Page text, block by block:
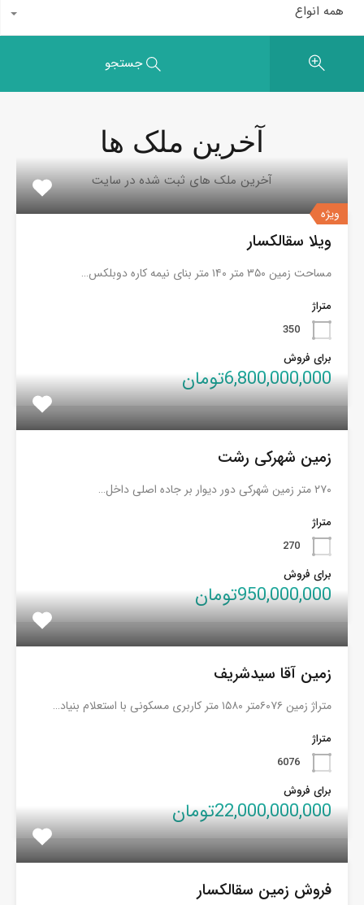
همه انواع
جستجو
آخرین ملک ها
آخرین ملک های ثبت شده در سایت
ویژه
ویلا سقالکسار
مساحت زمین ۳۵۰ متر ۱۴۰ متر بنای نیمه کاره دوبلکس…
متراژ
350
برای فروش
6,800,000,000تومان
زمین شهرکی رشت
۲۷۰ متر زمین شهرکی دور دیوار بر جاده اصلی داخل…
متراژ
270
برای فروش
950,000,000تومان
زمین آقا سیدشریف
متراژ زمین ۶۰۷۶متر ۱۵۸۰ متر کاربری مسکونی با استعلام بنیاد…
متراژ
6076
برای فروش
22,000,000,000تومان
فروش زمین سقالکسار